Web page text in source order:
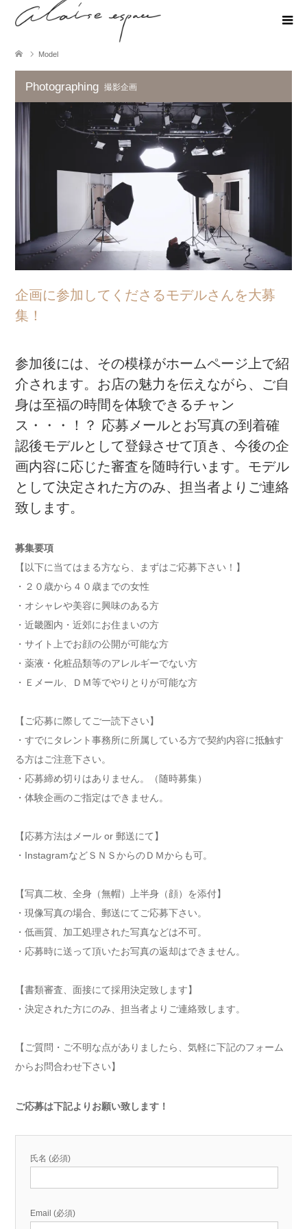
Model
Photographing 撮影企画
企画に参加してくださるモデルさんを大募
集！
参加後には、その模様がホームページ上で紹
介されます。お店の魅力を伝えながら、ご自
身は至福の時間を体験できるチャン
ス・・・！？ 応募メールとお写真の到着確
認後モデルとして登録させて頂き、今後の企
画内容に応じた審査を随時行います。モデル
として決定された方のみ、担当者よりご連絡
致します。
募集要項
【以下に当てはまる方なら、まずはご応募下さい！】
・２０歳から４０歳までの女性
・オシャレや美容に興味のある方
・近畿圏内・近郊にお住まいの方
・サイト上でお顔の公開が可能な方
・薬液・化粧品類等のアレルギーでない方
・Ｅメール、ＤＭ等でやりとりが可能な方
【ご応募に際してご一読下さい】
・すでにタレント事務所に所属している方で契約内容に抵触す
る方はご注意下さい。
・応募締め切りはありません。（随時募集）
・体験企画のご指定はできません。
【応募方法はメール or 郵送にて】
・InstagramなどＳＮＳからのＤＭからも可。
【写真二枚、全身（無帽）上半身（顔）を添付】
・現像写真の場合、郵送にてご応募下さい。
・低画質、加工処理された写真などは不可。
・応募時に送って頂いたお写真の返却はできません。
【書類審査、面接にて採用決定致します】
・決定された方にのみ、担当者よりご連絡致します。
【ご質問・ご不明な点がありましたら、気軽に下記のフォーム
からお問合わせ下さい】
ご応募は下記よりお願い致します！
氏名 (必須)
Email (必須)